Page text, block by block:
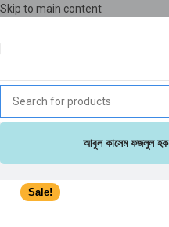
Skip to main content
আবুল কাসেম ফজলুল হক
Sale!